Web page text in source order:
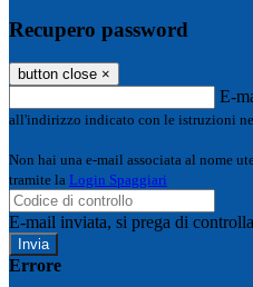
Recupero password
button close ×
E-
all'indirizzo indicato con le istruzioni
Non hai una e-mail associata al nome
tramite la Login Spaggiari
E-mail inviata, si prega di
Errore